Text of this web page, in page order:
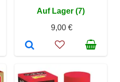
Auf Lager (7)
9,00 €